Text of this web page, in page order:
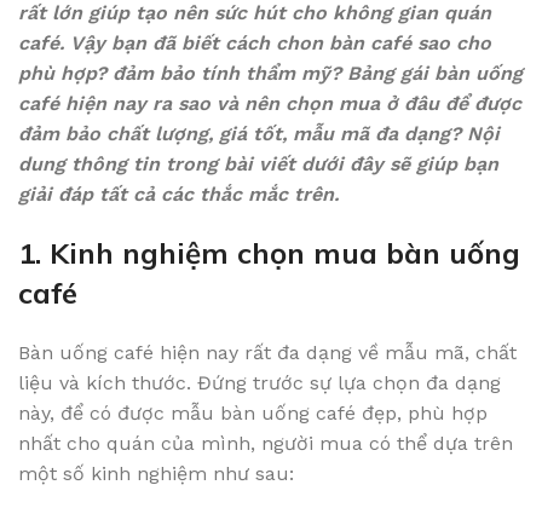
rất lớn giúp tạo nên sức hút cho không gian quán
café. Vậy bạn đã biết cách chon bàn café sao cho
phù hợp? đảm bảo tính thẩm mỹ? Bảng gái bàn uống
café hiện nay ra sao và nên chọn mua ở đâu để được
đảm bảo chất lượng, giá tốt, mẫu mã đa dạng? Nội
dung thông tin trong bài viết dưới đây sẽ giúp bạn
giải đáp tất cả các thắc mắc trên.
1. Kinh nghiệm chọn mua bàn uống
café
Bàn uống café hiện nay rất đa dạng về mẫu mã, chất
liệu và kích thước. Đứng trước sự lựa chọn đa dạng
này, để có được mẫu bàn uống café đẹp, phù hợp
nhất cho quán của mình, người mua có thể dựa trên
một số kinh nghiệm như sau: